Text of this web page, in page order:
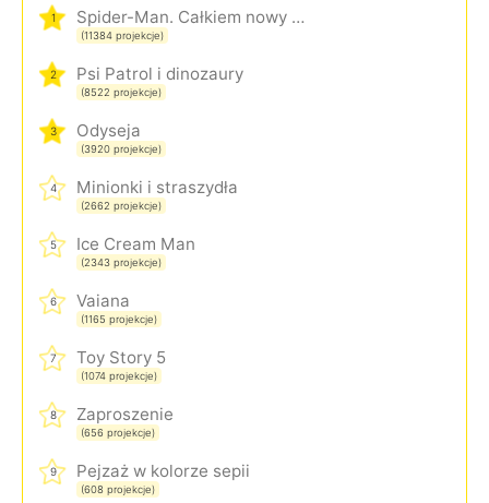
1 Spider-Man. Całkiem nowy dzień
(11384 projekcje)
2 Psi Patrol i dinozaury
(8522 projekcje)
3 Odyseja
(3920 projekcje)
4 Minionki i straszydła
(2662 projekcje)
5 Ice Cream Man
(2343 projekcje)
6 Vaiana
(1165 projekcje)
7 Toy Story 5
(1074 projekcje)
8 Zaproszenie
(656 projekcje)
9 Pejzaż w kolorze sepii
(608 projekcje)